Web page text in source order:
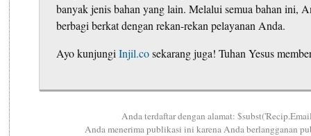
banyak jenis bahan yang lain. Melalui semua bahan ini,
berbagi berkat dengan rekan-rekan pelayanan Anda.
Ayo kunjungi Injil.cosekarang juga! Tuhan Yesus
Anda terdaftar dengan alamat:
Anda menerima publikasi ini karena Anda berlangganan